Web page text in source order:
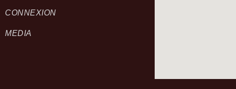
CONNEXION
MEDIA